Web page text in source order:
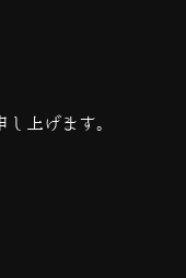
上げます。